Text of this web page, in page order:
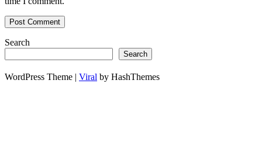
Search
Search
WordPress Theme | Viral by HashThemes